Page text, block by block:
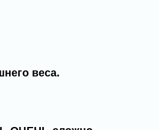
веса.